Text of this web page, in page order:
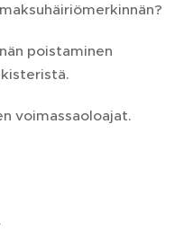
poistaminen
voimassaoloajat.